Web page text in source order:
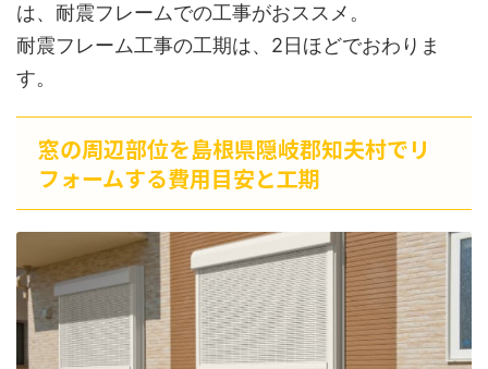
は、耐震フレームでの工事がおススメ。
耐震フレーム工事の工期は、2日ほどでおわりま
す。
窓の周辺部位を島根県隠岐郡知夫村でリ
フォームする費用目安と工期